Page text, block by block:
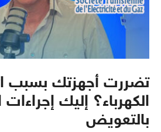
تضررت أجهزتك بسبب
الكهرباء؟ إليك إجراءات
بالتعويض